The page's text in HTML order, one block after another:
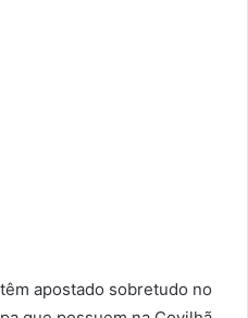
apostado sobretudo no